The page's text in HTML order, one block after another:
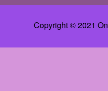
Copyright © 2021